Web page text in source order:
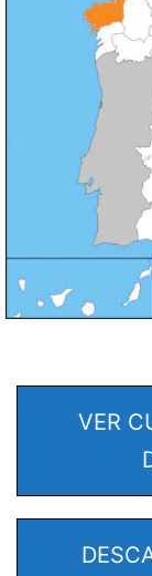
VER